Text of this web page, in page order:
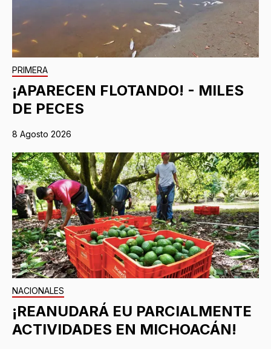
PRIMERA
¡APARECEN FLOTANDO! - MILES
DE PECES
8 Agosto 2026
NACIONALES
¡REANUDARÁ EU PARCIALMENTE
ACTIVIDADES EN MICHOACÁN!